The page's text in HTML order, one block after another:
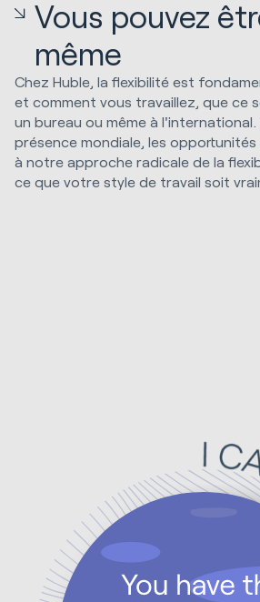
Vous pouvez
même
Chez Huble, la flexibilité est
et comment vous travaillez, que ce
un bureau ou même à
présence mondiale, les
à notre approche radicale de la
ce que votre style de travail soit